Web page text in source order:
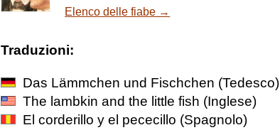
Elenco delle fiabe →
Traduzioni:
Das Lämmchen und Fischchen (Tedesco)
The lambkin and the little fish (Inglese)
El corderillo y el pececillo (Spagnolo)